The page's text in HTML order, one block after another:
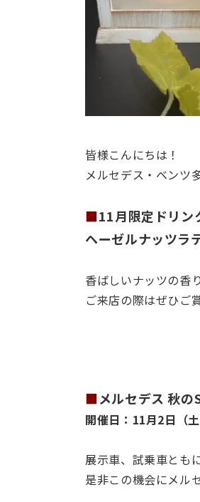
皆様こんにちは！
メルセデス・ベンツ
■11月限定ドリン
ヘーゼルナッツラ
香ばしいナッツの香
ご来店の際はぜひご
■メルセデス 秋の
開催日：11月2日（
展示車、試乗車とも
是非この機会にメル